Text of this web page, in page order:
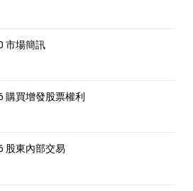
市場簡訊
買增發股票權利
股東內部交易